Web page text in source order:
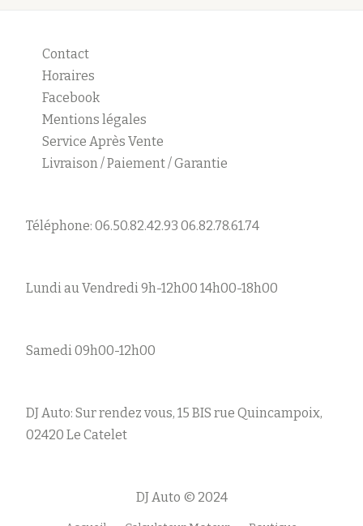
Contact
Horaires
Facebook
Mentions légales
Service Après Vente
Livraison / Paiement / Garantie
Téléphone: 06.50.82.42.93 06.82.78.61.74
Lundi au Vendredi 9h-12h00 14h00-18h00
Samedi 09h00-12h00
DJ Auto: Sur rendez vous, 15 BIS rue Quincampoix,
02420 Le Catelet
DJ Auto © 2024